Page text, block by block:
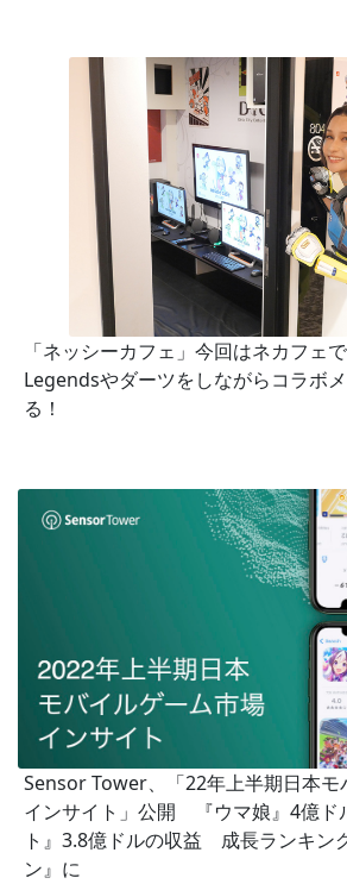
「ネッシーカフェ」今回はネカフェ
Legendsやダーツをしながらコラボ
る！
Sensor Tower、「22年上半期日本モ
インサイト」公開 『ウマ娘』4億ド
ト』3.8億ドルの収益 成長ランキン
ン』に